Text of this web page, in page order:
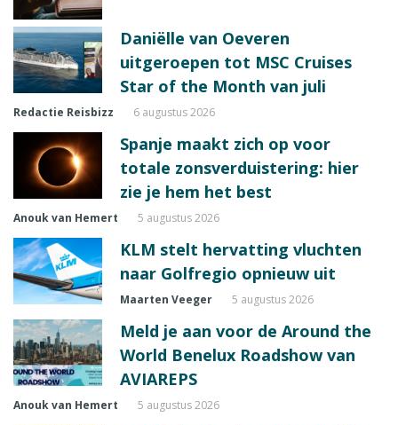
Daniëlle van Oeveren
uitgeroepen tot MSC Cruises
Star of the Month van juli
Redactie Reisbizz 6 augustus 2026
Spanje maakt zich op voor
totale zonsverduistering: hier
zie je hem het best
Anouk van Hemert 5 augustus 2026
KLM stelt hervatting vluchten
naar Golfregio opnieuw uit
Maarten Veeger 5 augustus 2026
Meld je aan voor de Around the
World Benelux Roadshow van
AVIAREPS
Anouk van Hemert 5 augustus 2026